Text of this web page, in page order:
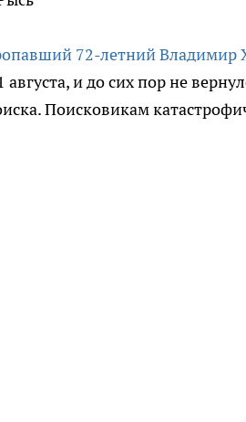
72-летний Владимир
августа, и до сих пор не
Поисковикам